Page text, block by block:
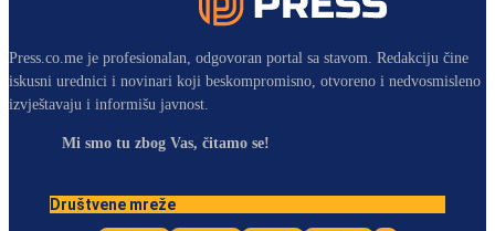
Press.co.me je profesionalan, odgovoran portal sa stavom. Redakciju čine
iskusni urednici i novinari koji beskompromisno, otvoreno i nedvosmisleno
izvještavaju i informišu javnost.
Mi smo tu zbog Vas, čitamo se!
Društvene mreže